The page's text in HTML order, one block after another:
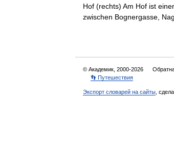
Hof (rechts) Am Hof ist
zwischen Bognergasse,
© Академик, 2000-2026
👣 Путешествия
Экспорт словарей на сайты ,